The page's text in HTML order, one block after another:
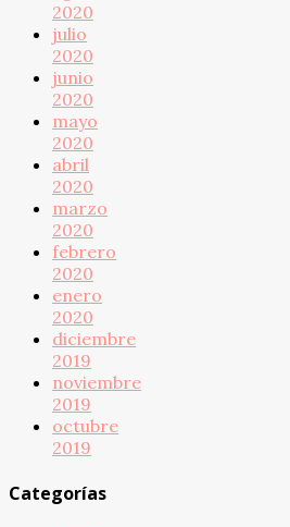
2020
julio
2020
junio
2020
mayo
2020
abril
2020
marzo
2020
febrero
2020
enero
2020
diciembre
2019
noviembre
2019
octubre
2019
Categorías